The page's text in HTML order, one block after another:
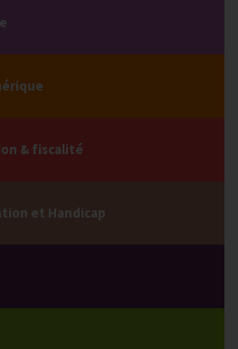
& fiscalité
et Handicap